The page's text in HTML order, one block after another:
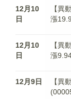
12月10
日
【異
漲
12月10
日
【異
漲
12月9日
【異